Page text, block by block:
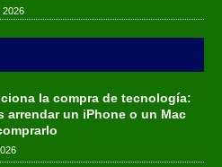
2026
la compra de tecnología:
arrendar un iPhone o un Mac